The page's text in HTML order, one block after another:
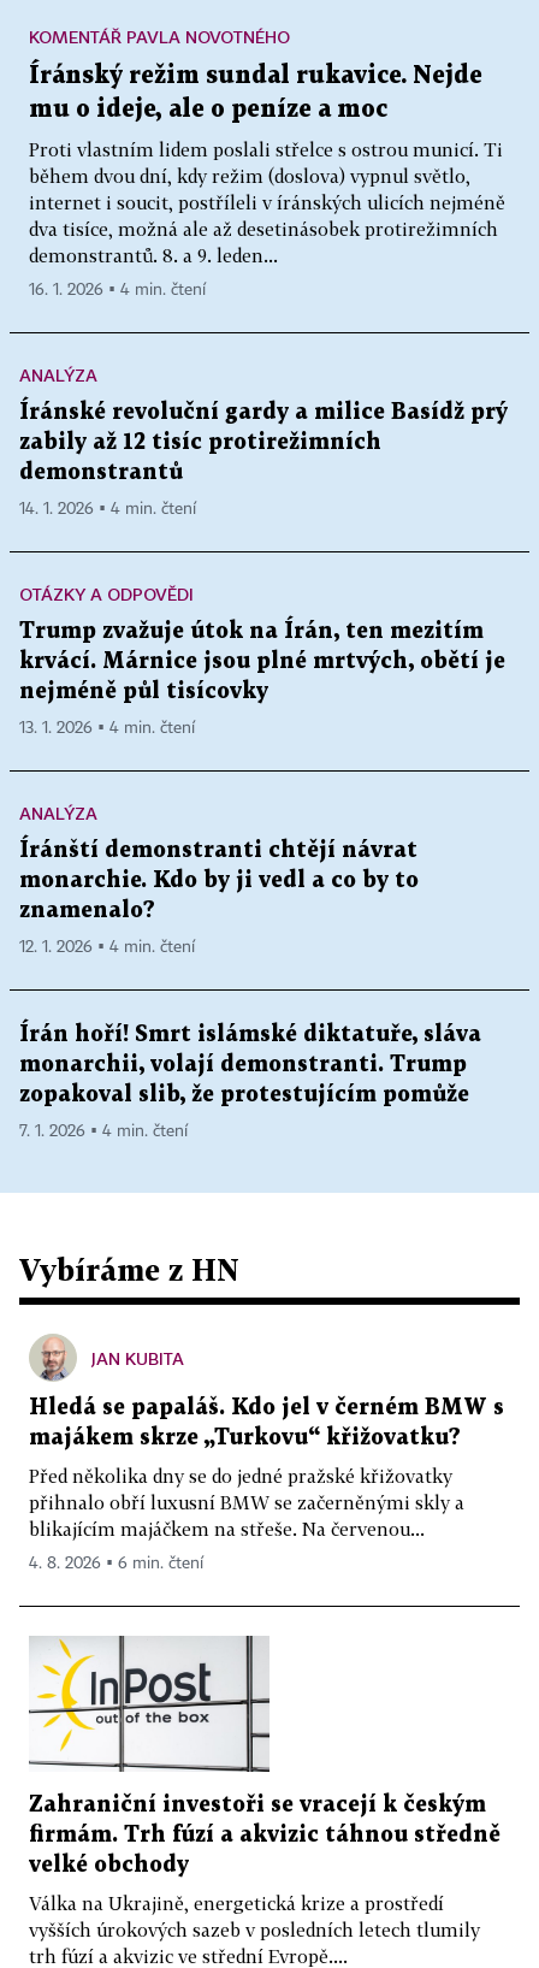
Íránský režim sundal rukavice. Nejde
mu o ideje, ale o peníze a moc
Proti vlastním lidem poslali střelce s ostrou municí. Ti
během dvou dní, kdy režim (doslova) vypnul světlo,
internet i soucit, postříleli v íránských ulicích nejméně
dva tisíce, možná ale až desetinásobek protirežimních
demonstrantů. 8. a 9. leden...
KOMENTÁŘ PAVLA NOVOTNÉHO
16. 1. 2026 ▪ 4 min. čtení
ANALÝZA
Íránské revoluční gardy a milice Basídž prý
zabily až 12 tisíc protirežimních
demonstrantů
14. 1. 2026 ▪ 4 min. čtení
OTÁZKY A ODPOVĚDI
Trump zvažuje útok na Írán, ten mezitím
krvácí. Márnice jsou plné mrtvých, obětí je
nejméně půl tisícovky
13. 1. 2026 ▪ 4 min. čtení
ANALÝZA
Íránští demonstranti chtějí návrat
monarchie. Kdo by ji vedl a co by to
znamenalo?
12. 1. 2026 ▪ 4 min. čtení
Írán hoří! Smrt islámské diktatuře, sláva
monarchii, volají demonstranti. Trump
zopakoval slib, že protestujícím pomůže
7. 1. 2026 ▪ 4 min. čtení
Vybíráme z HN
JAN KUBITA
Hledá se papaláš. Kdo jel v černém BMW s
majákem skrze „Turkovu“ křižovatku?
Před několika dny se do jedné pražské křižovatky
přihnalo obří luxusní BMW se začerněnými skly a
blikajícím majáčkem na střeše. Na červenou...
4. 8. 2026 ▪ 6 min. čtení
Zahraniční investoři se vracejí k českým
firmám. Trh fúzí a akvizic táhnou středně
velké obchody
Válka na Ukrajině, energetická krize a prostředí
vyšších úrokových sazeb v posledních letech tlumily
trh fúzí a akvizic ve střední Evropě....